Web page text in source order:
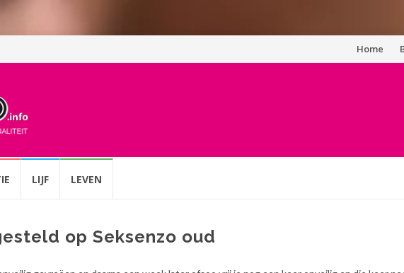
Spring
Home
LIJF LEVEN
op Seksenzo oud